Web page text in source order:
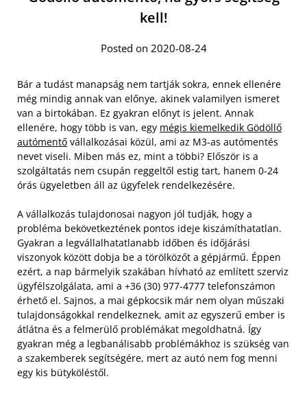
kell!
Posted on 2020-08-24
Bár a tudást manapság nem tartják sokra, ennek ellenére
még mindig annak van előnye, akinek valamilyen ismeret
van a birtokában. Ez gyakran előnyt is jelent. Annak
ellenére, hogy több is van, egy mégis kiemelkedik Gödöllő
autómentő vállalkozásai közül, ami az M3-as autómentés
nevet viseli. Miben más ez, mint a többi? Először is a
szolgáltatás nem csupán reggeltől estig tart, hanem 0-24
órás ügyeletben áll az ügyfelek rendelkezésére.
A vállalkozás tulajdonosai nagyon jól tudják, hogy a
probléma bekövetkeztének pontos ideje kiszámíthatatlan.
Gyakran a legvállalhatatlanabb időben és időjárási
viszonyok között dobja be a törölközőt a gépjármű. Éppen
ezért, a nap bármelyik szakában hívható az említett szerviz
ügyfélszolgálata, ami a +36 (30) 977-4777 telefonszámon
érhető el. Sajnos, a mai gépkocsik már nem olyan műszaki
tulajdonságokkal rendelkeznek, amit az egyszerű ember is
átlátna és a felmerülő problémákat megoldhatná. Így
gyakran még a legbanálisabb problémákhoz is szükség van
a szakemberek segítségére, mert az autó nem fog menni
egy kis bütyköléstől.